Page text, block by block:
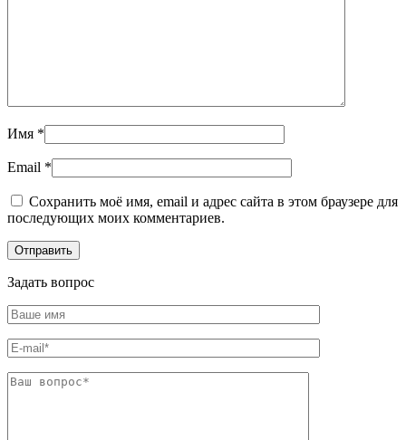
Имя *
Email *
Сохранить моё имя, email и адрес сайта в этом браузере для
последующих моих комментариев.
Задать вопрос